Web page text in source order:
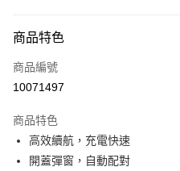
信用卡一次付款
超商取貨付款
Apple Pay
街口支付
商品特色
商品編號
10071497
商品特色
高效續航，充電快速
開蓋彈窗，自動配對